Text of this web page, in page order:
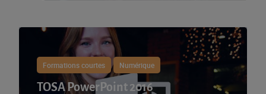
Formations courtes Numérique
TOSA PowerPoint 2016